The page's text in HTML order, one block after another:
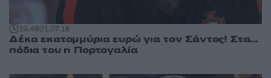
19:4921.07.16
Δέκα εκατομμύρια ευρώ για τον Σάντος! Στα…
πόδια του η Πορτογαλία